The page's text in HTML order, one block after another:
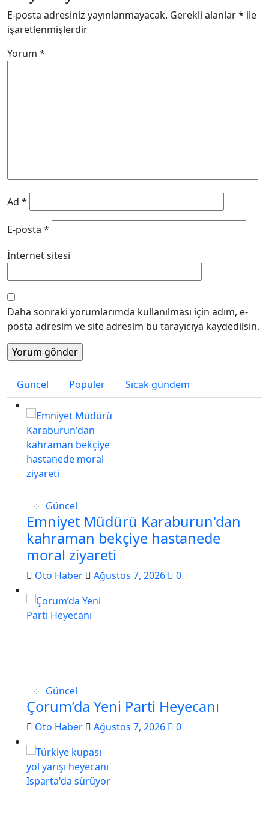
E-posta adresiniz yayınlanmayacak. Gerekli alanlar* ile
işaretlenmişlerdir
Yorum *
Ad *
E-posta *
İnternet sitesi
Daha sonraki yorumlarımda kullanılması için adım, e-
posta adresim ve site adresim bu tarayıcıya kaydedilsin.
Güncel Popüler Sıcak gündem
Güncel
Emniyet Müdürü Karaburun'dan
kahraman bekçiye hastanede
moral ziyareti
Oto Haber Ağustos 7, 2026 0
Güncel
Çorum’da Yeni Parti Heyecanı
Oto Haber Ağustos 7, 2026 0